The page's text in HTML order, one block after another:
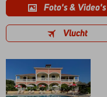
Foto's & Video's
Vlucht